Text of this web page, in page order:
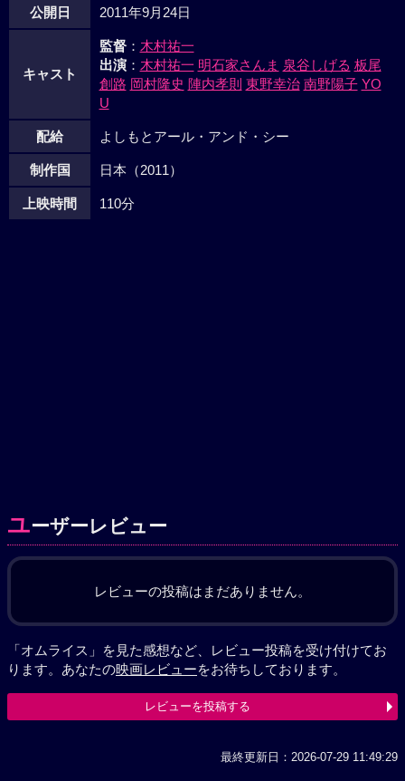
公開日 2011年9月24日
キャスト
監督： 木村祐一
出演： 木村祐一 明石家さんま 泉谷しげる 板尾
創路 岡村隆史 陣内孝則 東野幸治 南野陽子 YO
U
配給 よしもとアール・アンド・シー
制作国 日本（2011）
上映時間 110分
ユーザーレビュー
レビューの投稿はまだありません。
「オムライス」を見た感想など、レビュー投稿を受け付けてお
ります。あなたの映画レビューをお待ちしております。
レビューを投稿する
最終更新日：2026-07-29 11:49:29